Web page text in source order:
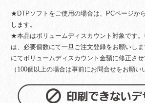
★DTPソフトをご使用の場合は、PCページか
します。
★本品はボリュームディスカウント対象です
は、必要個数にて一旦ご注文登録をお願いし
にてボリュームディスカウント金額に修正させ
（100個以上の場合は事前にお問合せをお願い